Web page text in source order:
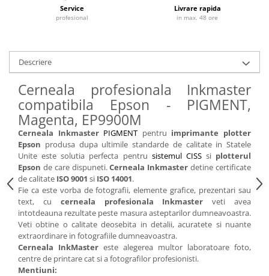
Service
profesional
Livrare rapida
in max. 48 ore
Descriere
Cerneala profesionala Inkmaster
compatibila Epson - PIGMENT,
Magenta, EP9900M
Cerneala Inkmaster PIGMENT pentru imprimante plotter
Epson produsa dupa ultimile standarde de calitate in Statele
Unite este solutia perfecta pentru sistemul CISSsi plotterul
Epson de care dispuneti.Cerneala Inkmaster detine certificate
de calitate ISO 9001 si ISO 14001.
Fie ca este vorba de fotografii, elemente grafice, prezentari sau
text, cu cerneala profesionala Inkmaster veti avea
intotdeauna rezultate peste masura asteptarilor dumneavoastra.
Veti obtine o calitate deosebita in detalii, acuratete si nuante
extraordinare in fotografiile dumneavoastra.
Cerneala InkMaster este alegerea multor laboratoare foto,
centre de printare cat si a fotografilor profesionisti.
Mentiuni: